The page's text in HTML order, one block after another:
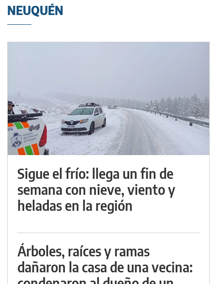
NEUQUÉN
Sigue el frío: llega un fin de
semana con nieve, viento y
heladas en la región
Árboles, raíces y ramas
dañaron la casa de una vecina: